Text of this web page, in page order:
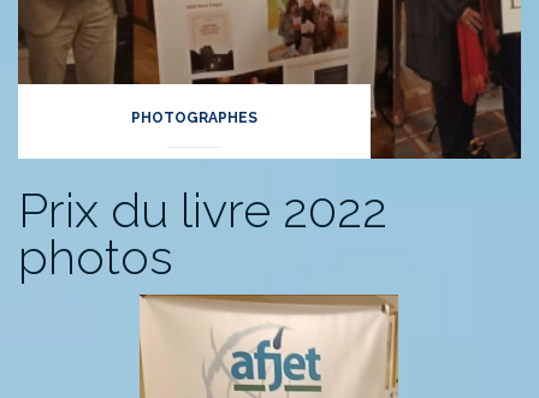
PHOTOGRAPHES
Prix du livre 2022
photos